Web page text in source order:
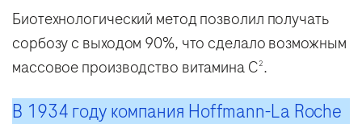
Биотехнологический метод позволил получать
сорбозу с выходом 90%, что сделало возможным
массовое производство витамина C2.
В 1934 году компания Hoffmann-La Roche